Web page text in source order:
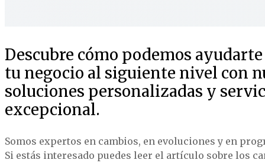
Descubre cómo podemos
tu negocio al siguiente nivel con
soluciones personalizadas y
excepcional.
Somos expertos en cambios, en evoluciones y en
Si estás interesado puedes leer el artículo sobre los